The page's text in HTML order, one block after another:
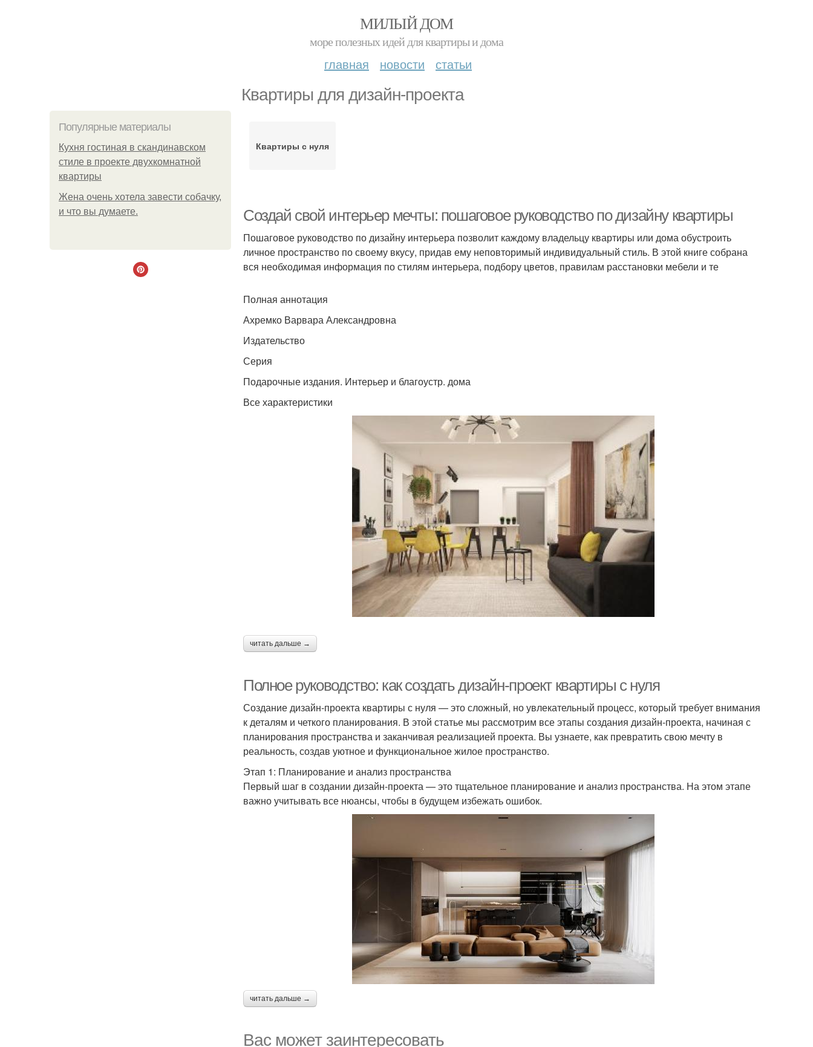
МИЛЫЙ ДОМ
море полезных идей для квартиры и дома
главная новости статьи
Квартиры для дизайн-проекта
Популярные материалы
Кухня гостиная в скандинавском
стиле в проекте двухкомнатной
квартиры
Жена очень хотела завести собачку,
и что вы думаете.
Квартиры с нуля
Создай свой интерьер мечты: пошаговое руководство по дизайну квартиры
Пошаговое руководство по дизайну интерьера позволит каждому владельцу квартиры или дома обустроить
личное пространство по своему вкусу, придав ему неповторимый индивидуальный стиль. В этой книге собрана
вся необходимая информация по стилям интерьера, подбору цветов, правилам расстановки мебели и те
Полная аннотация
Ахремко Варвара Александровна
Издательство
Серия
Подарочные издания. Интерьер и благоустр. дома
Все характеристики
читать дальше →
Полное руководство: как создать дизайн-проект квартиры с нуля
Создание дизайн-проекта квартиры с нуля — это сложный, но увлекательный процесс, который требует внимания
к деталям и четкого планирования. В этой статье мы рассмотрим все этапы создания дизайн-проекта, начиная с
планирования пространства и заканчивая реализацией проекта. Вы узнаете, как превратить свою мечту в
реальность, создав уютное и функциональное жилое пространство.
Этап 1: Планирование и анализ пространства
Первый шаг в создании дизайн-проекта — это тщательное планирование и анализ пространства. На этом этапе
важно учитывать все нюансы, чтобы в будущем избежать ошибок.
читать дальше →
Вас может заинтересовать